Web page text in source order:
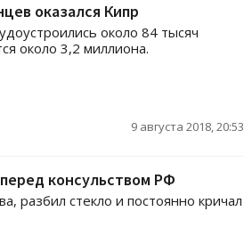
оказался Кипр
около 84 тысяч
около 3,2 миллиона.
9 августа 2018, 20:53
консульством РФ
разбил стекло и постоянно кричал